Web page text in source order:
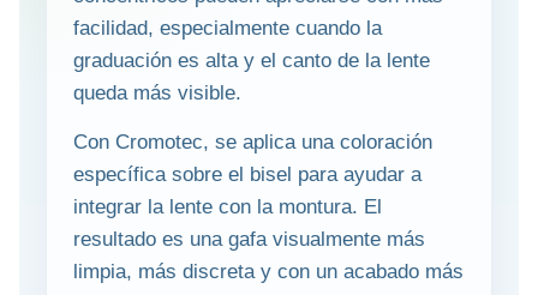
facilidad, especialmente cuando la
graduación es alta y el canto de la lente
queda más visible.
Con Cromotec, se aplica una coloración
específica sobre el bisel para ayudar a
integrar la lente con la montura. El
resultado es una gafa visualmente más
limpia, más discreta y con un acabado más